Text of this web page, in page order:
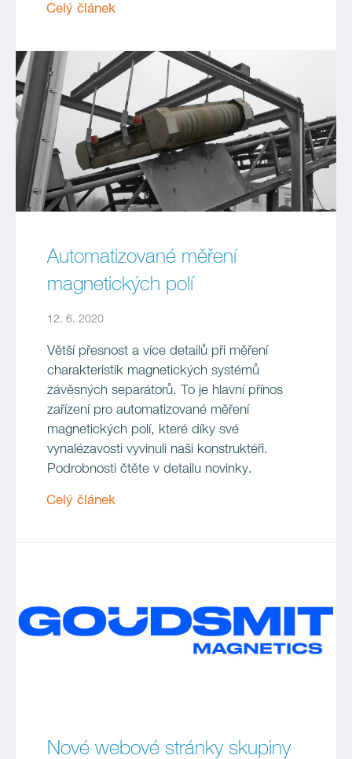
Celý článek
Automatizované měření
magnetických polí
12. 6. 2020
Větší přesnost a více detailů při měření
charakteristik magnetických systémů
závěsných separátorů. To je hlavní přínos
zařízení pro automatizované měření
magnetických polí, které díky své
vynalézavosti vyvinuli naši konstruktéři.
Podrobnosti čtěte v detailu novinky.
Celý článek
Nové webové stránky skupiny